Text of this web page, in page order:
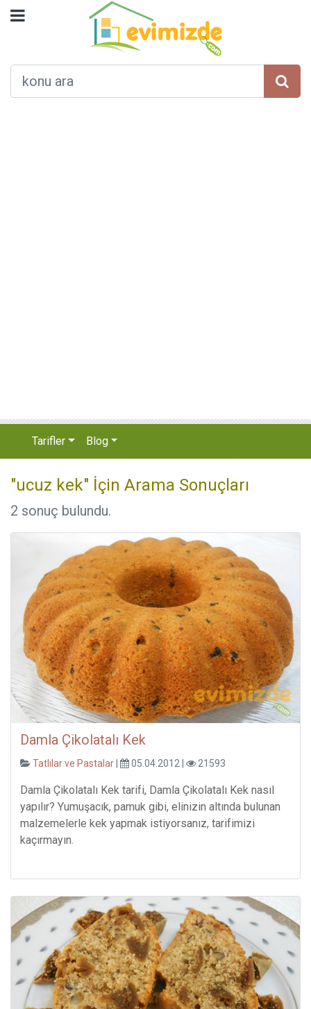
Tarifler Blog
"ucuz kek" İçin Arama Sonuçları
2 sonuç bulundu.
Damla Çikolatalı Kek
Tatlılar ve Pastalar 05.04.2012 | 21593
Damla Çikolatalı Kek tarifi, Damla Çikolatalı Kek nasıl
yapılır? Yumuşacık, pamuk gibi, elinizin altında bulunan
malzemelerle kek yapmak istiyorsanız, tarifimizi
kaçırmayın.